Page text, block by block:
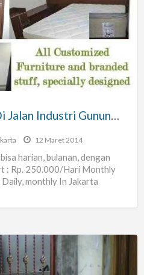
12 Maret 2014
harian, bulanan, dengan
: Rp. 250.000/Hari Monthly
monthly In Jakarta